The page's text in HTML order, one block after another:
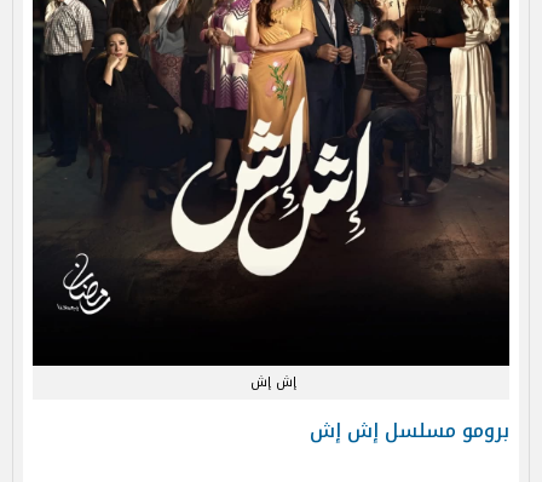
إش إش
برومو مسلسل إش إش